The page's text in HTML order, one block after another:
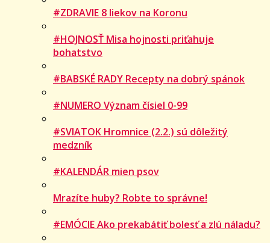
#ZDRAVIE 8 liekov na Koronu
#HOJNOSŤ Misa hojnosti priťahuje
bohatstvo
#BABSKÉ RADY Recepty na dobrý spánok
#NUMERO Význam čísiel 0-99
#SVIATOK Hromnice (2.2.) sú dôležitý
medzník
#KALENDÁR mien psov
Mrazíte huby? Robte to správne!
#EMÓCIE Ako prekabátiť bolesť a zlú náladu?